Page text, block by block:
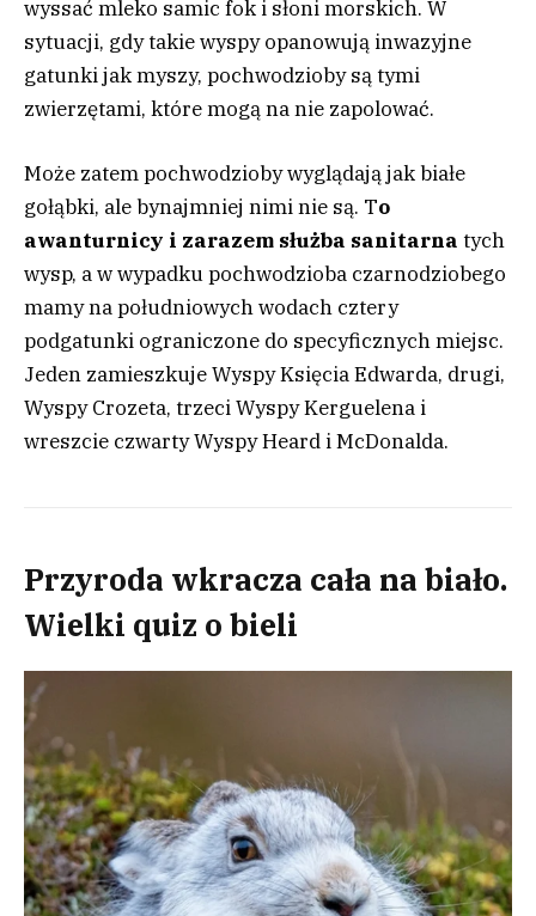
wyssać mleko samic fok i słoni morskich. W
sytuacji, gdy takie wyspy opanowują inwazyjne
gatunki jak myszy, pochwodzioby są tymi
zwierzętami, które mogą na nie zapolować.
Może zatem pochwodzioby wyglądają jak białe
gołąbki, ale bynajmniej nimi nie są. To
awanturnicy i zarazem służba sanitarna tych
wysp, a w wypadku pochwodzioba czarnodziobego
mamy na południowych wodach cztery
podgatunki ograniczone do specyficznych miejsc.
Jeden zamieszkuje Wyspy Księcia Edwarda, drugi,
Wyspy Crozeta, trzeci Wyspy Kerguelena i
wreszcie czwarty Wyspy Heard i McDonalda.
Przyroda wkracza cała na biało.
Wielki quiz o bieli